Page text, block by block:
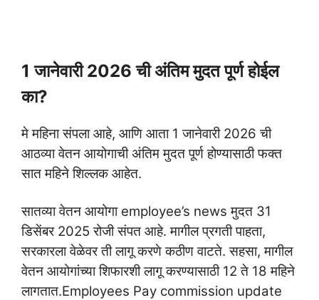
1 जानेवारी 2026 ची अंतिम मुदत पूर्ण होईल
का?
मे महिना संपला आहे, आणि आता 1 जानेवारी 2026 ची
आठव्या वेतन आयोगाची अंतिम मुदत पूर्ण होण्यासाठी फक्त
सात महिने शिल्लक आहेत.
सातव्या वेतन आयोगा employee’s news मुदत 31
डिसेंबर 2025 रोजी संपत आहे. मागील प्रगती पाहता,
सरकारला वेळेवर ती लागू करणे कठीण वाटते. सहसा, मागील
वेतन आयोगांच्या शिफारशी लागू करण्यासाठी 12 ते 18 महिने
लागतात.Employees Pay commission update